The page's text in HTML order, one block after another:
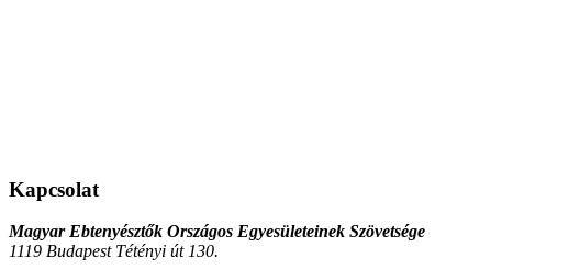
Kapcsolat
Magyar Ebtenyésztők Országos Egyesületeinek Szövetsége
1119 Budapest Tétényi út 130.